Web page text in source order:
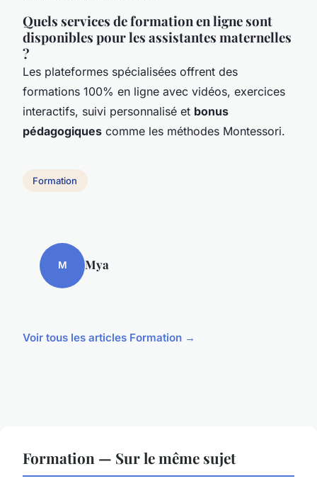
Quels services de formation en ligne sont
disponibles pour les assistantes maternelles
?
Les plateformes spécialisées offrent des
formations 100% en ligne avec vidéos, exercices
interactifs, suivi personnalisé et bonus
pédagogiques comme les méthodes Montessori.
Formation
M Mya
Voir tous les articles Formation →
Formation — Sur le même sujet